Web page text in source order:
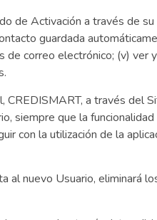
de Activación a través de su
guardada
de correo electrónico; (v) ver y
CREDISMART, a través del
siempre que la
con la utilización de la
al nuevo Usuario, eliminará